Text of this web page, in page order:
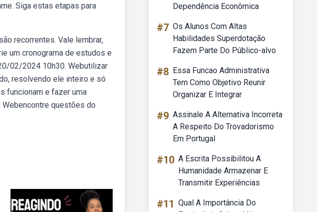
Siga estas etapas para
recorrentes. Vale lembrar,
um cronograma de estudos e
02/2024 10h30. Webutilizar
resolvendo ele inteiro e só
funcionam e fazer uma
questões do
Dependência Econômica
#7 Os Alunos Com Altas
Habilidades Superdotação
Fazem Parte Do Público-alvo
#8 Essa Funcao Administrativa
Tem Como Objetivo Reunir
Organizar E Integrar
#9 Assinale A Alternativa Incorreta
A Respeito Do Trovadorismo
Em Portugal
#10 A Escrita Possibilitou A
Humanidade Armazenar E
Transmitir Experiências
#11 Qual A Importância Do